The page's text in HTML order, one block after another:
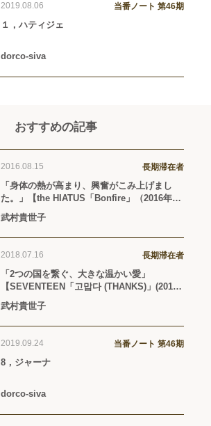
2019.08.06 当番ノート 第46期
１，ハティジェ
dorco-siva
おすすめの記事
2016.08.15 長期滞在者
「身体の熱が高まり、興奮がこみ上げまし
た。」【the HIATUS「Bonfire」（2016年7
月6日リリース）
武村貴世子
2018.07.16 長期滞在者
「2つの国を繋ぐ、大きな温かい愛」
【SEVENTEEN「고맙다 (THANKS)」(2018
年2月5日リリース）】
武村貴世子
2019.09.24 当番ノート 第46期
8，ジャーナ
dorco-siva